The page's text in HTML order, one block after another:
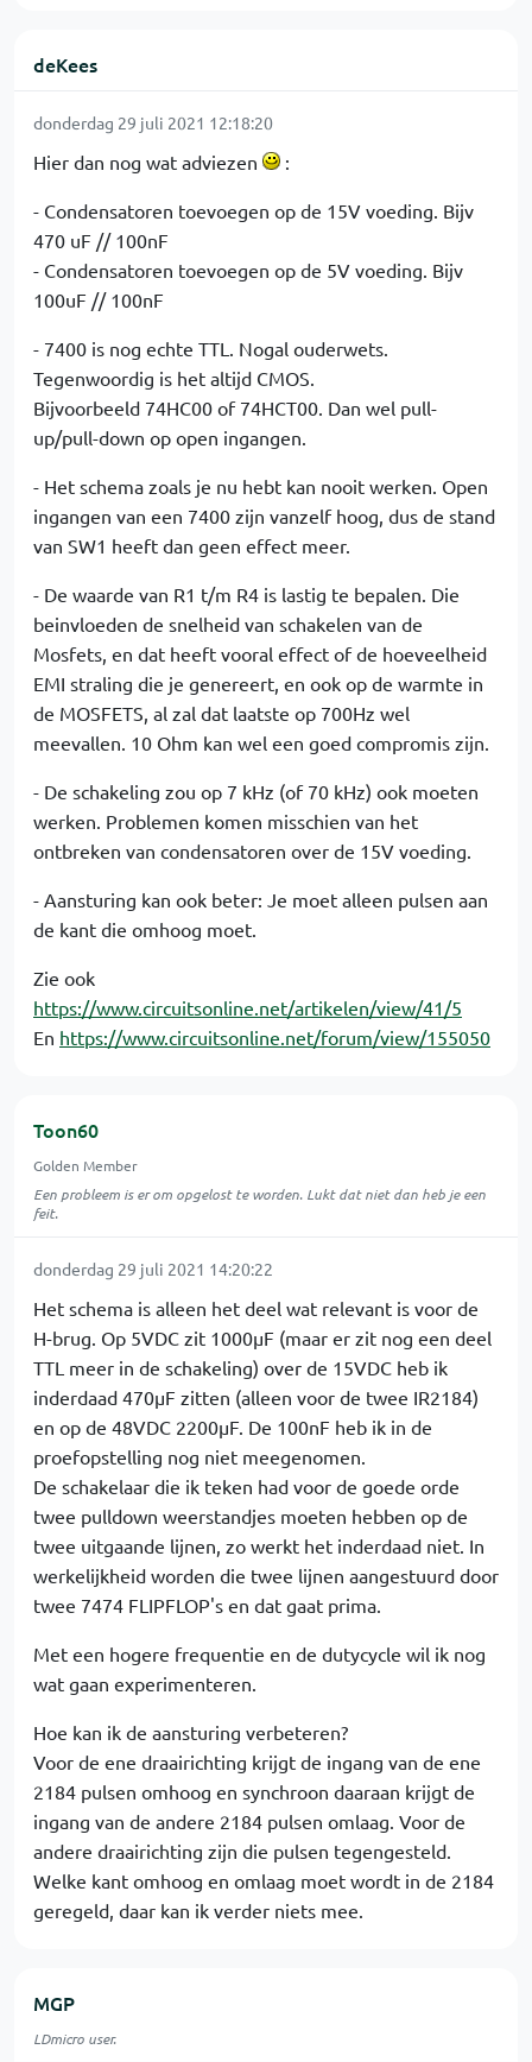
deKees
donderdag 29 juli 2021 12:18:20
Hier dan nog wat adviezen :
- Condensatoren toevoegen op de 15V voeding. Bijv
470 uF // 100nF
- Condensatoren toevoegen op de 5V voeding. Bijv
100uF // 100nF
- 7400 is nog echte TTL. Nogal ouderwets.
Tegenwoordig is het altijd CMOS.
Bijvoorbeeld 74HC00 of 74HCT00. Dan wel pull-
up/pull-down op open ingangen.
- Het schema zoals je nu hebt kan nooit werken. Open
ingangen van een 7400 zijn vanzelf hoog, dus de stand
van SW1 heeft dan geen effect meer.
- De waarde van R1 t/m R4 is lastig te bepalen. Die
beinvloeden de snelheid van schakelen van de
Mosfets, en dat heeft vooral effect of de hoeveelheid
EMI straling die je genereert, en ook op de warmte in
de MOSFETS, al zal dat laatste op 700Hz wel
meevallen. 10 Ohm kan wel een goed compromis zijn.
- De schakeling zou op 7 kHz (of 70 kHz) ook moeten
werken. Problemen komen misschien van het
ontbreken van condensatoren over de 15V voeding.
- Aansturing kan ook beter: Je moet alleen pulsen aan
de kant die omhoog moet.
Zie ook
https://www.circuitsonline.net/artikelen/view/41/5
En https://www.circuitsonline.net/forum/view/155050
Toon60
Golden Member
Een probleem is er om opgelost te worden. Lukt dat niet dan heb je een
feit.
donderdag 29 juli 2021 14:20:22
Het schema is alleen het deel wat relevant is voor de
H-brug. Op 5VDC zit 1000µF (maar er zit nog een deel
TTL meer in de schakeling) over de 15VDC heb ik
inderdaad 470µF zitten (alleen voor de twee IR2184)
en op de 48VDC 2200µF. De 100nF heb ik in de
proefopstelling nog niet meegenomen.
De schakelaar die ik teken had voor de goede orde
twee pulldown weerstandjes moeten hebben op de
twee uitgaande lijnen, zo werkt het inderdaad niet. In
werkelijkheid worden die twee lijnen aangestuurd door
twee 7474 FLIPFLOP's en dat gaat prima.
Met een hogere frequentie en de dutycycle wil ik nog
wat gaan experimenteren.
Hoe kan ik de aansturing verbeteren?
Voor de ene draairichting krijgt de ingang van de ene
2184 pulsen omhoog en synchroon daaraan krijgt de
ingang van de andere 2184 pulsen omlaag. Voor de
andere draairichting zijn die pulsen tegengesteld.
Welke kant omhoog en omlaag moet wordt in de 2184
geregeld, daar kan ik verder niets mee.
MGP
LDmicro user.